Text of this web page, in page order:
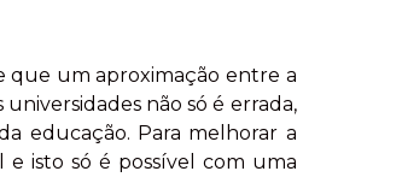
que um aproximação entre a
não só é errada,
educação. Para melhorar a
e isto só é possível com uma